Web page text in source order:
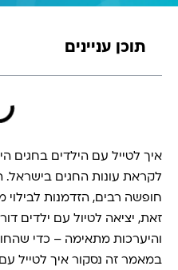
תוכן עניינים
איך לטייל עם הילדים בחגים
לקראת עונות החגים בישראל.
חופשה רבים, הזדמנות
זאת, יציאה לטיול עם ילדים
והיערכות מתאימה – כדי
במאמר זה נסקור איך לטייל